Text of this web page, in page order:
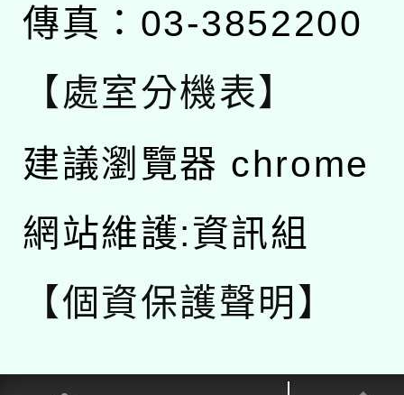
傳真：03-3852200
【處室分機表】
建議瀏覽器 chrome
網站維護:資訊組
【個資保護聲明】